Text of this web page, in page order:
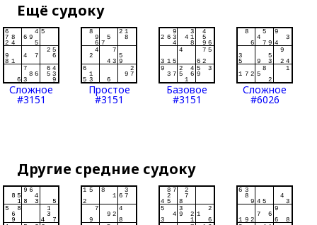
Ещё судоку
Сложное
#3151
Простое
#3151
Базовое
#3151
Сложное
#6026
Другие средние судоку